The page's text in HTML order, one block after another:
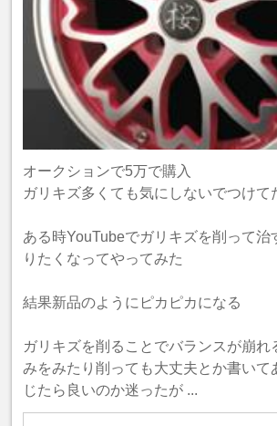
オークションで5万で購入
ガリキズ多くても気にしないでつけて
ある時YouTubeでガリキズを削って治
りたくなってやってみた
結果新品のようにピカピカになる
ガリキズを削ることでバランスが崩れ
みをみたり削っても大丈夫とか書いて
じたら良いのか迷ったが ...